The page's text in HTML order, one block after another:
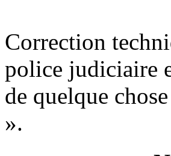
Correction
police judiciaire
de quelque
».